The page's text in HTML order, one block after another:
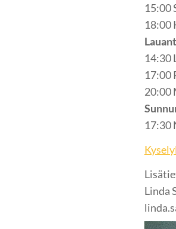
15:00
18:00
14:30
17:00
20:00
17:30
Linda